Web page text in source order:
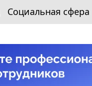
Социальная сфера